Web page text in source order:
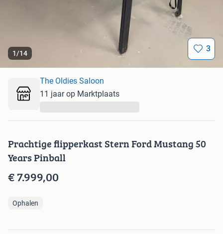
1/14 3
Prachtige flipperkast Stern Ford Mustang 50
Years Pinball
€ 7.999,00
Ophalen
The Oldies Saloon
11 jaar op Marktplaats